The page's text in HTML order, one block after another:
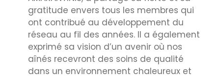
gratitude envers tous les membres qui
ont contribué au développement du
réseau au fil des années. Il a également
exprimé sa vision d’un avenir où nos
aînés recevront des soins de qualité
dans un environnement chaleureux et